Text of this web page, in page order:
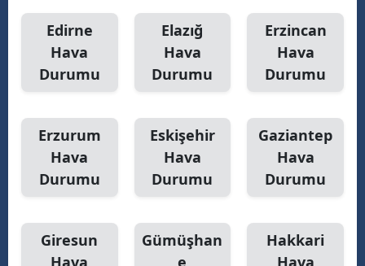
Edirne
Hava
Durumu
Elazığ
Hava
Durumu
Erzincan
Hava
Durumu
Erzurum
Hava
Durumu
Eskişehir
Hava
Durumu
Gaziantep
Hava
Durumu
Giresun
Hava
Gümüşhan
e
Hakkari
Hava